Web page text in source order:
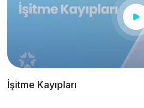
İşitme Kayıpları